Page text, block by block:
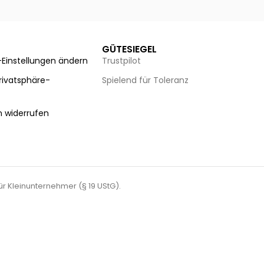
ändern
widerrufen
GÜTESIEGEL
Trustpilot
Spielend für Toleranz
(§ 19 UStG).